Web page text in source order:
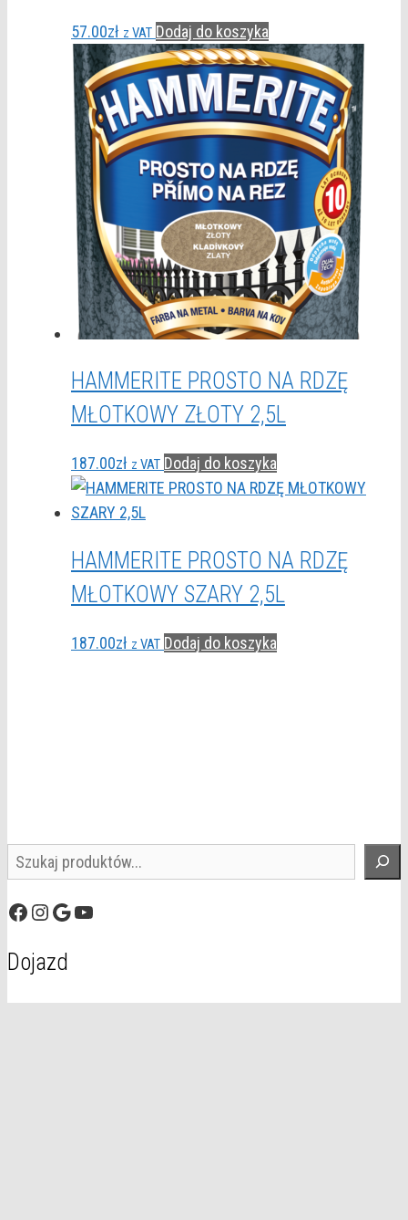
57.00zł z VAT Dodaj do koszyka
HAMMERITE PROSTO NA RDZĘ
MŁOTKOWY ZŁOTY 2,5L
187.00zł z VAT Dodaj do koszyka
HAMMERITE PROSTO NA RDZĘ
MŁOTKOWY SZARY 2,5L
187.00zł z VAT Dodaj do koszyka
Szukaj
Facebook
Instagram
GoogleYouTube
Dojazd